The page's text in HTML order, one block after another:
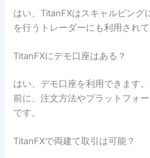
はい、TitanFXはスキャルピング
を行うトレーダーにも利用されて
TitanFXにデモ口座はある？
はい、デモ口座を利用できます
前に、注文方法やプラットフォ
です。
TitanFXで両建て取引は可能？